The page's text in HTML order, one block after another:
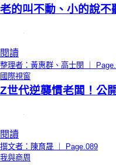
老的叫不動、小的說
閱讀
整理者：黃惠群、高士閔 ｜
國際視窗
Z世代逆襲慣老闆！公
閱讀
撰文者：陳育晟 ｜ Page.089
我與商周